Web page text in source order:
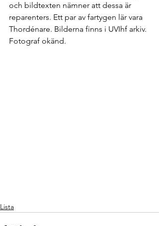
och bildtexten nämner att dessa är
reparenters. Ett par av fartygen lär vara
Thordénare. Bilderna finns i UVIhf arkiv.
Fotograf okänd.
Lista